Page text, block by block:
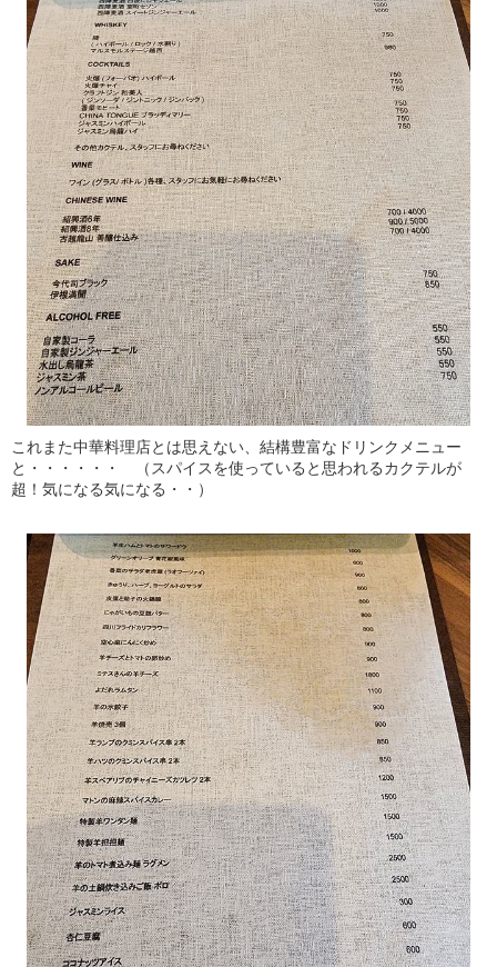
これまた中華料理店とは思えない、結構豊富なドリンクメニュー
と・・・・・・ （スパイスを使っていると思われるカクテルが
超！気になる気になる・・）